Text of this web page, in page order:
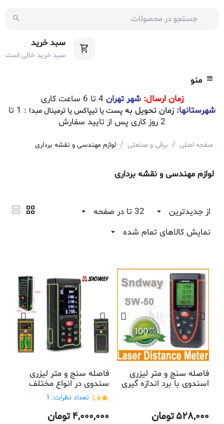
سبد خرید
سبد خرید خالی است
منو
زمان ارسال:شهر تهران 4 تا 6 ساعت کاری
شهرستانها: زمان تحویل به پست یا تیپاکس یا ترمینال مبدا
: 1 تا
2 روز کاری پس از تایید سفارش
صفحه اصلی / برقی و صنعتی / لوازم مهندسی و نقشه برداری
لوازم مهندسی و نقشه برداری
از جدیدترین
32 تا در صفحه
نمایش کالاهای تمام شده
فاصله سنج و متر لیزری
اسندوی با برد اندازه گیری
528,000تومان
فاصله سنج و متر لیزری
سندوی در انواع مختلف
5.0 تعداد نظرات: 1
4,000,000تومان